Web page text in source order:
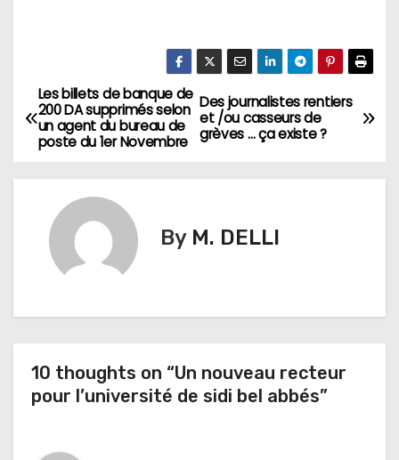
N
a
v
t
o
Des journalistes rentiers
et /ou casseurs de
grèves … ça existe ?
Les billets de banque de
200 DA supprimés selon
un agent du bureau de
poste du 1er Novembre
By M. DELLI
10 thoughts on “Un nouveau recteur
pour l’université de sidi bel abbés”